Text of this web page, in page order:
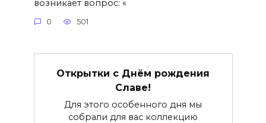
возникает вопрос: «
0 501
Открытки с Днём рождения
Славе!
Для этого особенного дня мы
собрали для вас коллекцию